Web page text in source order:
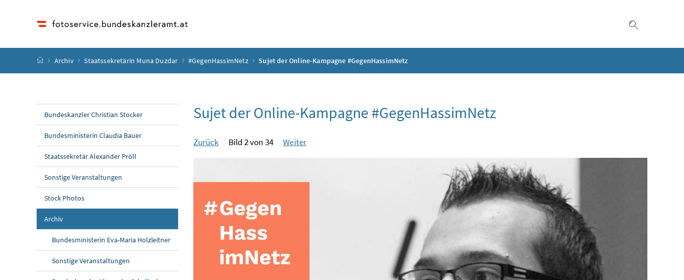
Startseite
Archiv Staatssekretärin Muna Duzdar #GegenHassimNetz Sujet der Online-Kampagne #GegenHassimNetz
Bundeskanzler Christian Stocker
Bundesministerin Claudia Bauer
Staatssekretär Alexander Pröll
Sonstige Veranstaltungen
Stock Photos
Archiv
Bundesministerin Eva-Maria Holzleitner
Sonstige Veranstaltungen
Sujet der Online-Kampagne #GegenHassimNetz
Zurück Bild 2 von 34 Weiter